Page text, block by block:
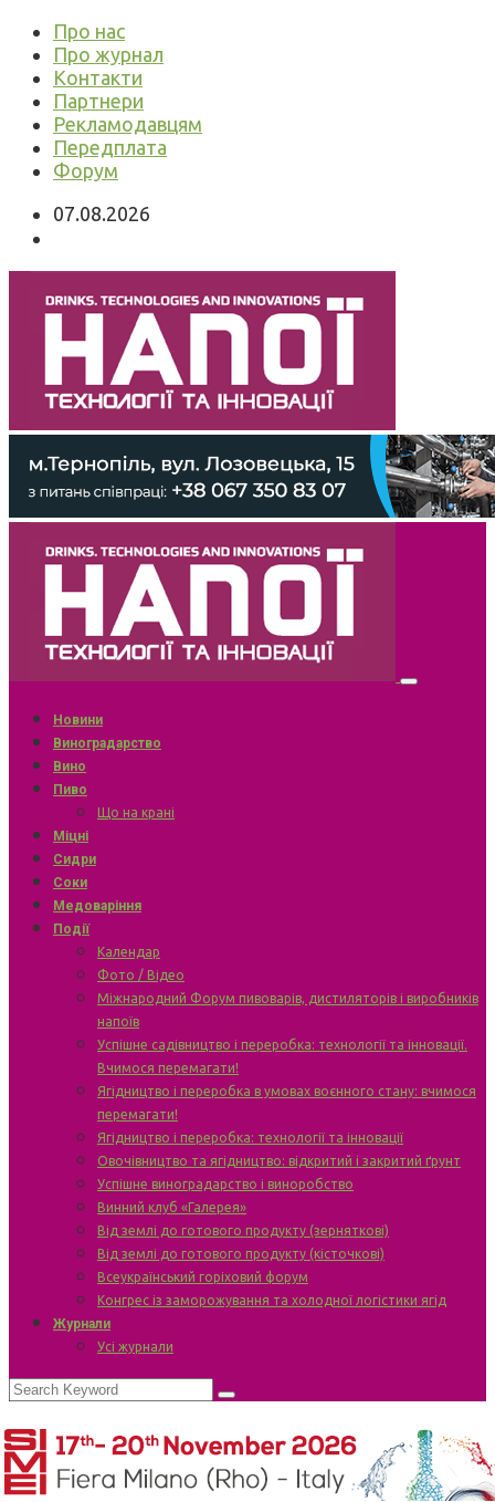
Про нас
Про журнал
Контакти
Партнери
Рекламодавцям
Передплата
Форум
07.08.2026
Новини
Виноградарство
Вино
Пиво
Що на крані
Міцні
Сидри
Соки
Медоваріння
Події
Календар
Фото / Відео
Міжнародний Форум пивоварів, дистиляторів і виробників
напоїв
Успішне садівництво і переробка: технології та інновації.
Вчимося перемагати!
Ягідництво і переробка в умовах воєнного стану: вчимося
перемагати!
Ягідництво і переробка: технології та інновації
Овочівництво та ягідництво: відкритий і закритий ґрунт
Успішне виноградарство і виноробство
Винний клуб «Галерея»
Від землі до готового продукту (зерняткові)
Від землі до готового продукту (кісточкові)
Всеукраїнський горіховий форум
Конгрес із заморожування та холодної логістики ягід
Журнали
Усі журнали